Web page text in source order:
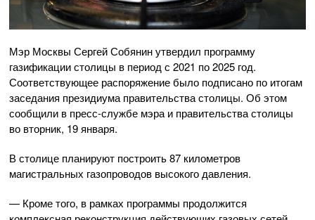
Мэр Москвы Сергей Собянин утвердил программу
газификации столицы в период с 2021 по 2025 год.
Соответствующее распоряжение было подписано по итогам
заседания президиума правительства столицы. Об этом
сообщили в пресс-службе мэра и правительства столицы
во вторник, 19 января.
В столице планируют построить 87 километров
магистральных газопроводов высокого давления.
— Кроме того, в рамках программы продолжится